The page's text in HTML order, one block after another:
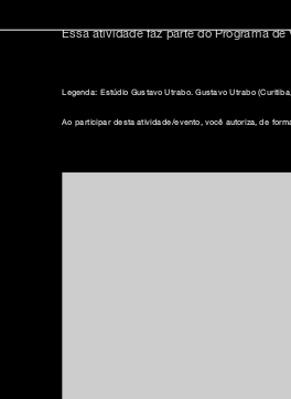
Essa atividade faz parte do Programa
Legenda: Estúdio Gustavo Utrabo. Gustavo Utrabo
Ao participar desta atividade/evento, você autoriza, de
inscreva-